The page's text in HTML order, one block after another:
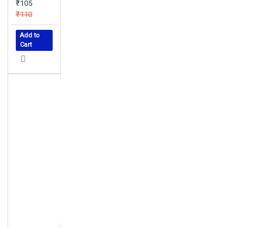
₹105
₹110
Add to
Cart